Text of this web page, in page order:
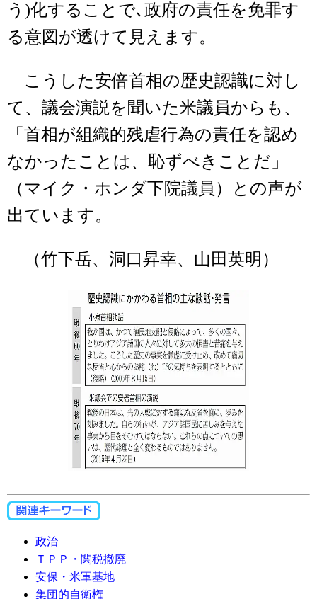
う)化することで､政府の責任を免罪す
る意図が透けて見えます。
こうした安倍首相の歴史認識に対し
て、議会演説を聞いた米議員からも、
「首相が組織的残虐行為の責任を認め
なかったことは、恥ずべきことだ」
（マイク・ホンダ下院議員）との声が
出ています。
（竹下岳、洞口昇幸、山田英明）
政治
ＴＰＰ・関税撤廃
安保・米軍基地
集団的自衛権